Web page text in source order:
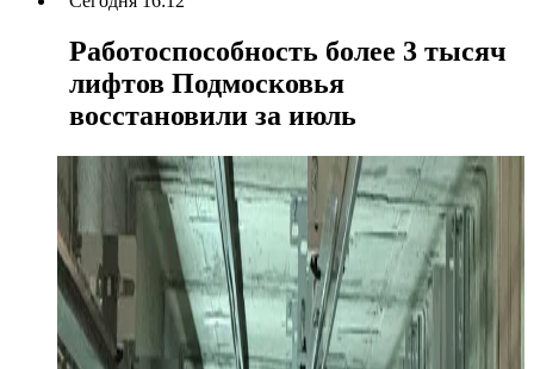
Работоспособность более 3 тысяч
лифтов Подмосковья
восстановили за июль